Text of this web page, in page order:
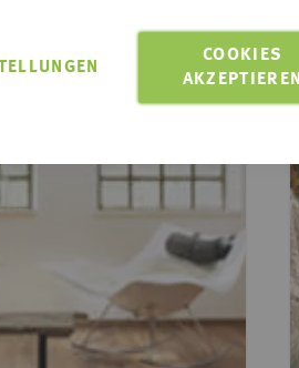
COOKIES
AKZEPTIEREN